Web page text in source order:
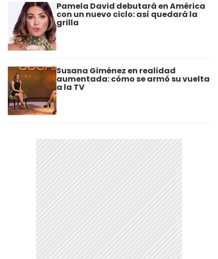
Pamela David debutará en América
con un nuevo ciclo: así quedará la
grilla
Susana Giménez en realidad
aumentada: cómo se armó su vuelta
a la TV